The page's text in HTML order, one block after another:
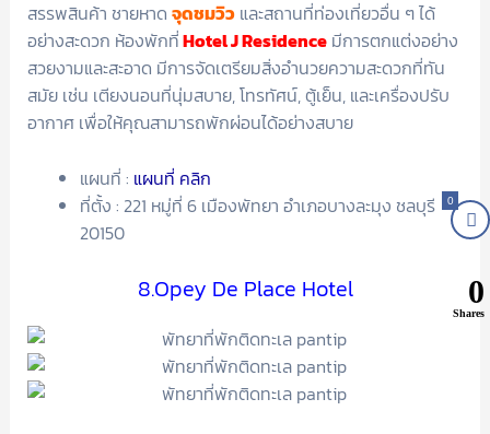
สรรพสินค้า ชายหาด จุดชมวิวและสถานที่ท่องเที่ยวอื่น ๆ ได้
อย่างสะดวก ห้องพักที่Hotel J Residence มีการตกแต่งอย่าง
สวยงามและสะอาด มีการจัดเตรียมสิ่งอำนวยความสะดวกที่ทัน
สมัย เช่น เตียงนอนที่นุ่มสบาย, โทรทัศน์, ตู้เย็น, และเครื่องปรับ
อากาศ เพื่อให้คุณสามารถพักผ่อนได้อย่างสบาย
แผนที่ : แผนที่ คลิก
ที่ตั้ง : 221 หมู่ที่ 6 เมืองพัทยา อำเภอบางละมุง ชลบุรี
20150
8.Opey De Place Hotel
0
0
Shares